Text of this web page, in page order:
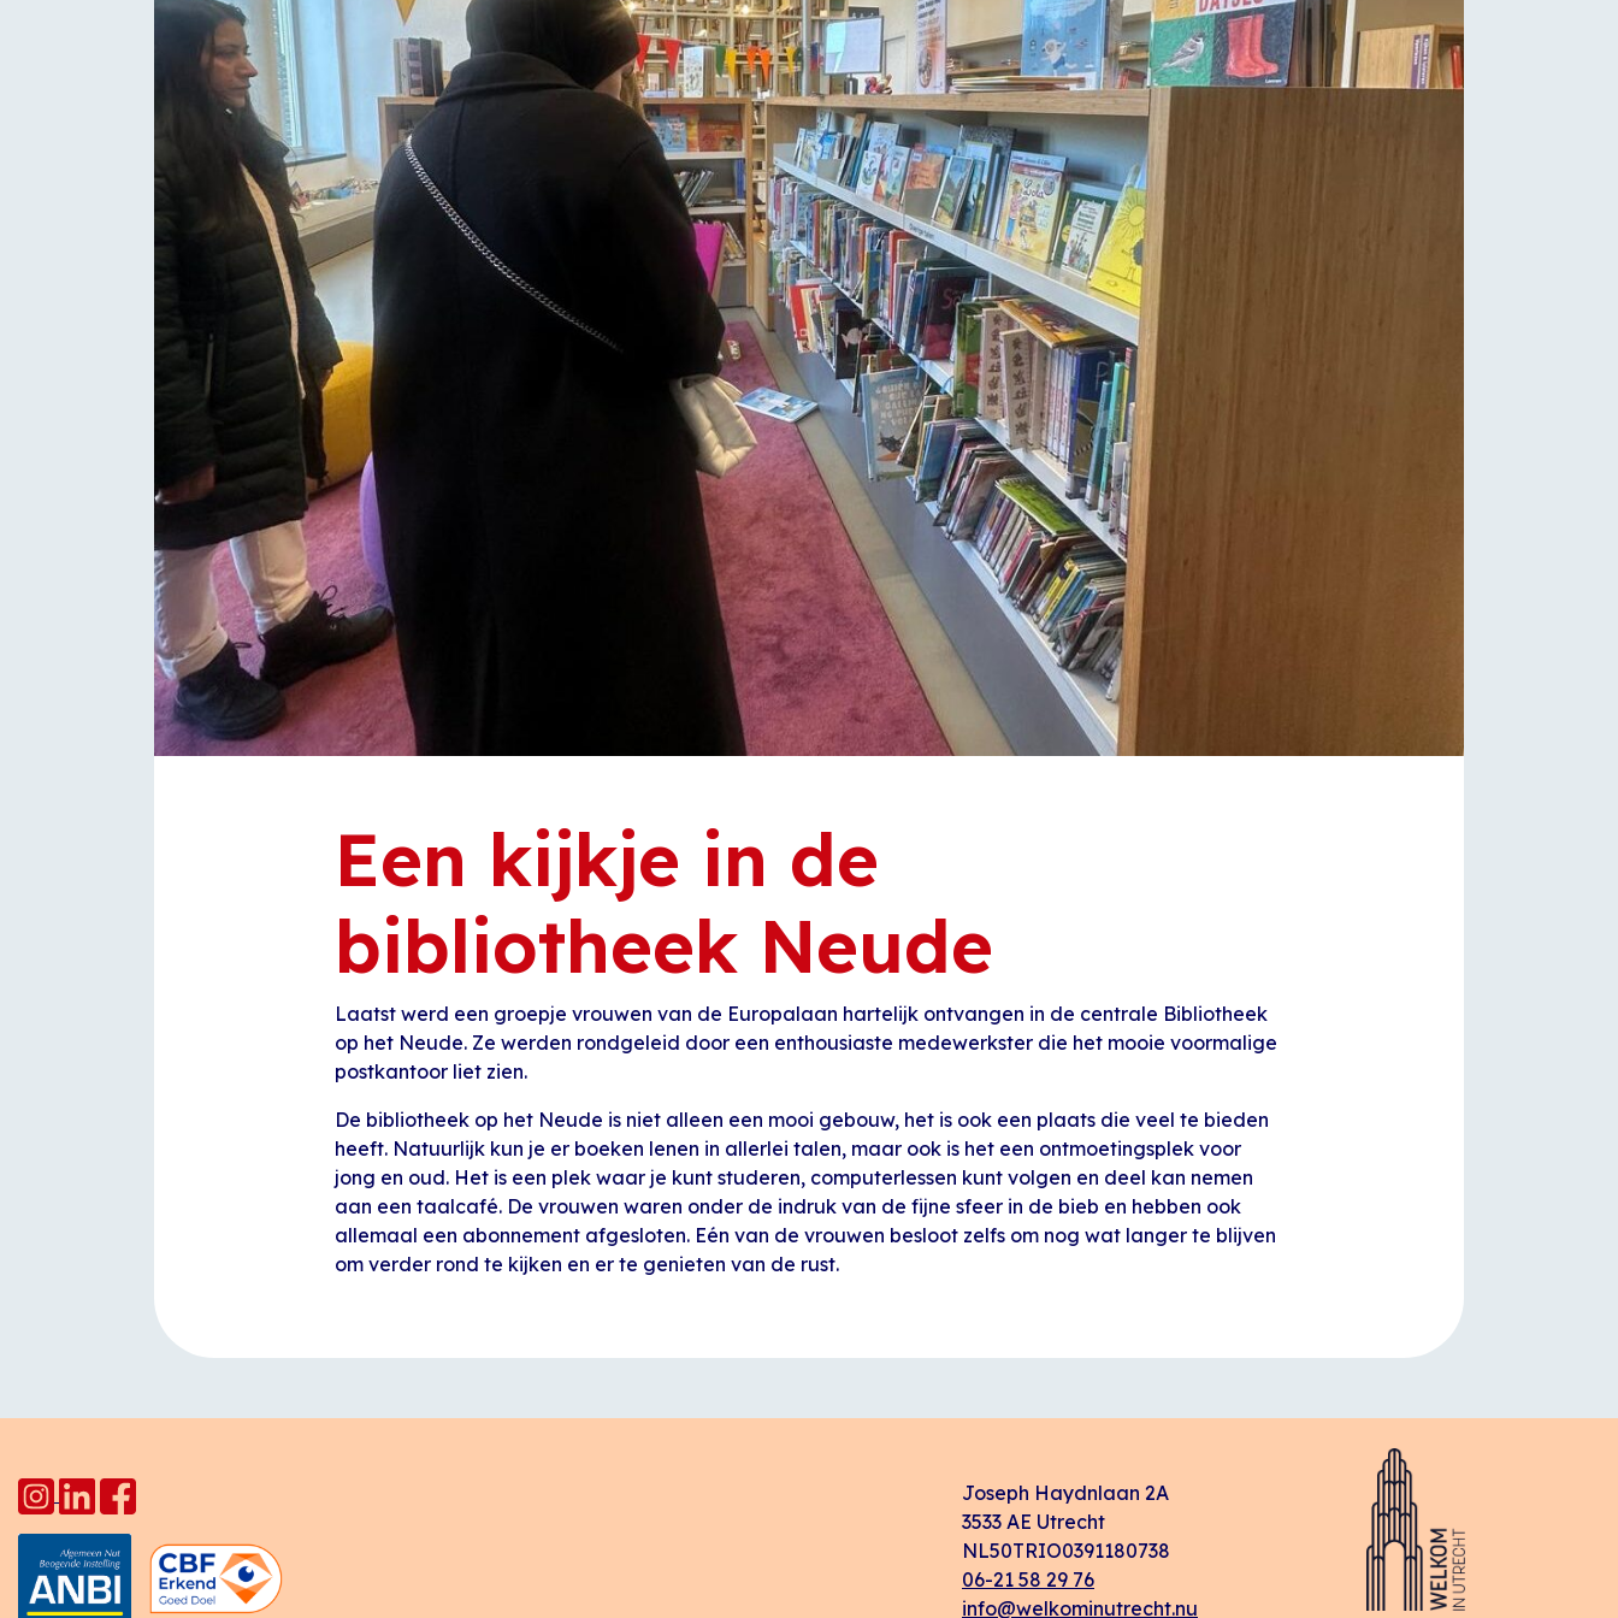
Een kijkje in de
bibliotheek Neude
Laatst werd een groepje vrouwen van de Europalaan hartelijk ontvangen in de centrale Bibliotheek
op het Neude. Ze werden rondgeleid door een enthousiaste medewerkster die het mooie voormalige
postkantoor liet zien.
De bibliotheek op het Neude is niet alleen een mooi gebouw, het is ook een plaats die veel te bieden
heeft. Natuurlijk kun je er boeken lenen in allerlei talen, maar ook is het een ontmoetingsplek voor
jong en oud. Het is een plek waar je kunt studeren, computerlessen kunt volgen en deel kan nemen
aan een taalcafé. De vrouwen waren onder de indruk van de fijne sfeer in de bieb en hebben ook
allemaal een abonnement afgesloten. Eén van de vrouwen besloot zelfs om nog wat langer te blijven
om verder rond te kijken en er te genieten van de rust.
Joseph Haydnlaan 2A
3533 AE Utrecht
NL50TRIO0391180738
06-21 58 29 76
info@welkominutrecht.nu